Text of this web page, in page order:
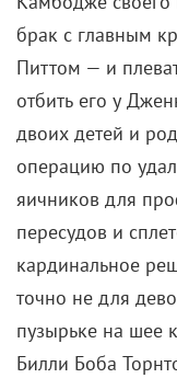
брак с главным
Питтом — и
отбить его у
двоих детей и
операцию по
яичников для
пересудов и
кардинальное
точно не для
пузырьке на шее
Билли Боба